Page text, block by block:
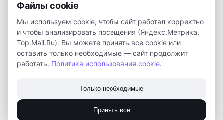
современный технологический мир, найти новые
темы для разговоров со своими детьми и стать
автором идей проектов, и воплотить их в жизнь.
На нашем сайте можно найти много полезного для
родителей - вебинары и мастер-
*Проект реализуется при финансовой поддержке
Администрации Томской области и Фонда
Файлы cookie
Мы используем cookie, чтобы сайт работал корректно
и чтобы анализировать посещения (Яндекс.Метрика,
Top.Mail.Ru). Вы можете принять все cookie или
оставить только необходимые — сайт продолжит
работать. Политика использования cookie.
Только необходимые
Принять все